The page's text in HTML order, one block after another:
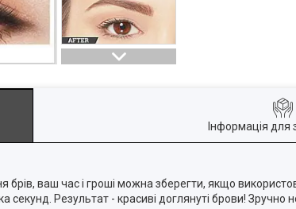
Інформація для
ваш час і гроші можна зберегти, якщо
Результат - красиві доглянуті брови! Зручно